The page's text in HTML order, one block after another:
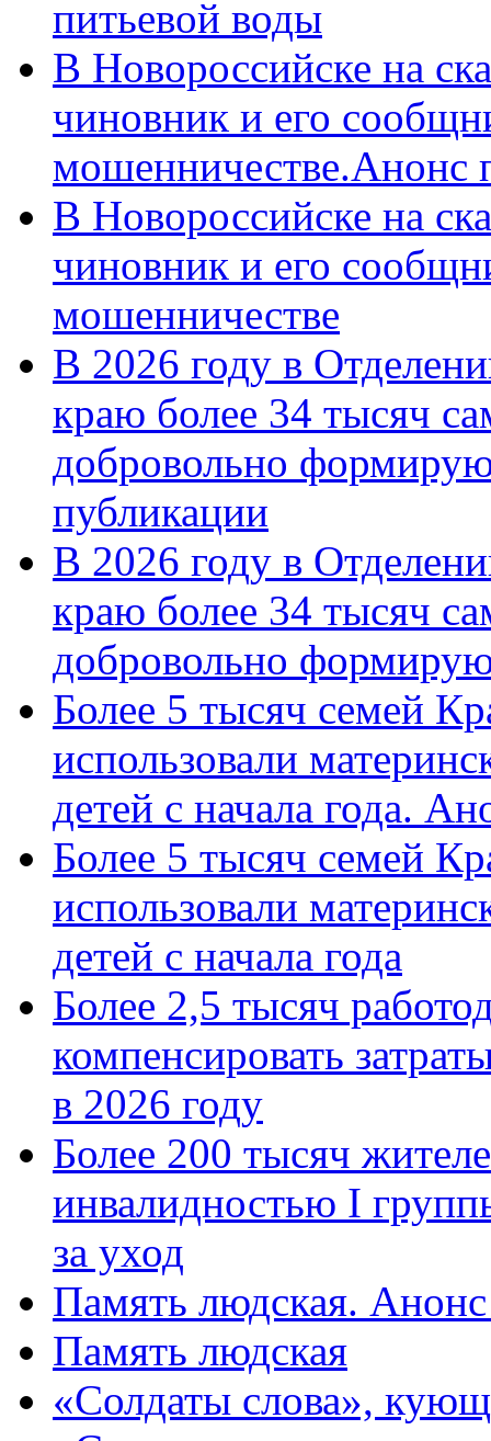
питьевой воды
В Новороссийске на
чиновник и его
мошенничестве.Анонс
В Новороссийске на
чиновник и его
мошенничестве
В 2026 году в
краю более 34 тысяч
добровольно
публикации
В 2026 году в
краю более 34 тысяч
добровольно
Более 5 тысяч семей
использовали
детей с начала года.
Более 5 тысяч семей
использовали
детей с начала года
Более 2,5 тысяч
компенсировать
в 2026 году
Более 200 тысяч
инвалидностью I
за уход
Память людская.
Память людская
«Солдаты слова»,